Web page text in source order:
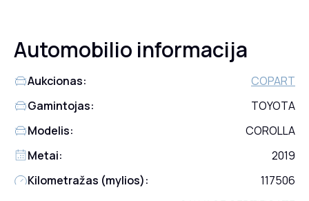
Automobilio informacija
Aukcionas:
COPART
Gamintojas:
TOYOTA
Modelis:
COROLLA
Metai:
2019
Kilometražas (mylios):
117506